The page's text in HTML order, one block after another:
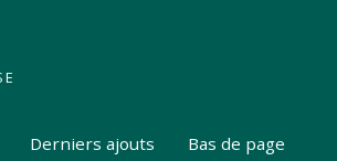
Derniers ajouts Bas de page